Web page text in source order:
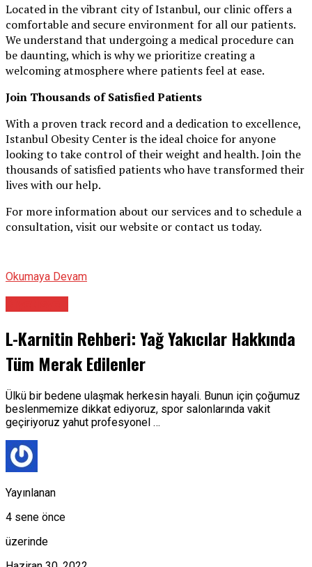
Located in the vibrant city of Istanbul, our clinic offers a
comfortable and secure environment for all our patients.
We understand that undergoing a medical procedure can
be daunting, which is why we prioritize creating a
welcoming atmosphere where patients feel at ease.
Join Thousands of Satisfied Patients
With a proven track record and a dedication to excellence,
Istanbul Obesity Center is the ideal choice for anyone
looking to take control of their weight and health. Join the
thousands of satisfied patients who have transformed their
lives with our help.
For more information about our services and to schedule a
consultation, visit our website or contact us today.
Okumaya Devam
L-Karnitin Rehberi: Yağ Yakıcılar Hakkında
Tüm Merak Edilenler
Ülkü bir bedene ulaşmak herkesin hayali. Bunun için çoğumuz
beslenmemize dikkat ediyoruz, spor salonlarında vakit
geçiriyoruz yahut profesyonel …
Yayınlanan
4 sene önce
üzerinde